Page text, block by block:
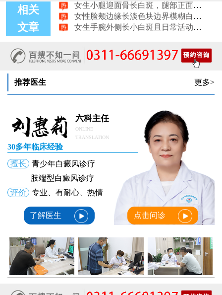
相关
文章
女性脸颊边缘长淡色块边界模糊白斑是怎么回事
女生手腕外侧长小白斑且日常活动发白，警惕白癜风信号
女生后腰中间长淡色斑腰部正中发白要紧吗
推荐医生 更多>
六科主任
ONLINE
TRANSLATION
30多年临床经验
擅长
青少年白癜风诊疗
肢端型白癜风诊疗
评价
专业、有耐心、热情
了解医生 点击问诊